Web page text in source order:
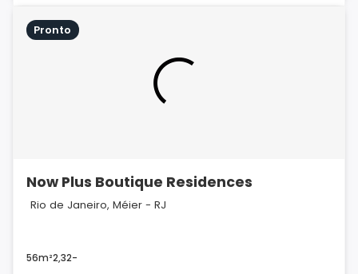
Pronto
Now Plus Boutique Residences
Rio de Janeiro, Méier - RJ
56m²2,32-